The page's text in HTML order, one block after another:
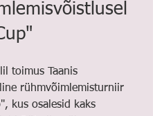
toimus Taanis
rühmvõimlemisturniir
kus osalesid kaks